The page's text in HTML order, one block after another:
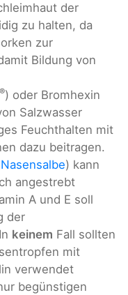
der
zu halten, da
zur
Bildung von
®) oder Bromhexin
Salzwasser
Feuchthalten mit
dazu beitragen.
) kann
angestrebt
A und E soll
der
keinem Fall sollten
mit
verwendet
begünstigen